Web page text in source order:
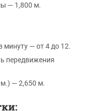
— 1,800 м.
минуту — от 4 до 12.
передвижения
— 2,650 м.